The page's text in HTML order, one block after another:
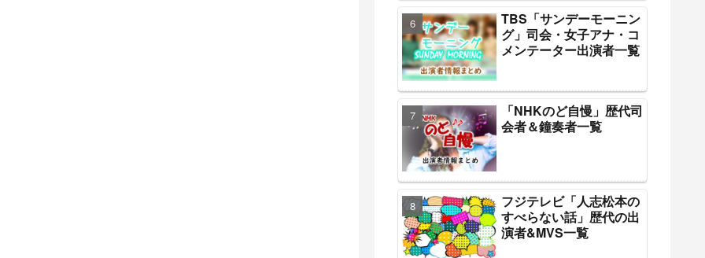
TBS「サンデーモーニン
グ」司会・女子アナ・コ
メンテーター出演者一覧
「NHKのど自慢」歴代司
会者＆鐘奏者一覧
フジテレビ「人志松本の
すべらない話」歴代の出
演者&MVS一覧